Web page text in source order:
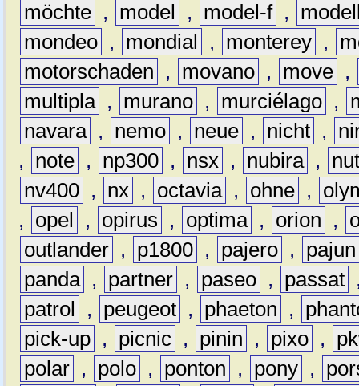
möchte , model , model-f ,
mondeo , mondial , monterey ,
motorschaden
, movano , move ,
multipla , murano , murciélago ,
navara , nemo , neue , nicht ,
,
note , np300 , nsx , nubira ,
nv400 , nx , octavia , ohne ,
,
opel , opirus , optima , orion ,
outlander , p1800 , pajero ,
pajun
panda , partner , paseo , passat
patrol
, peugeot , phaeton ,
pick-up , picnic , pinin , pixo ,
polar , polo , ponton , pony ,